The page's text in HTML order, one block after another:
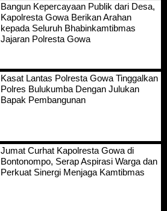
Bangun Kepercayaan Publik dari Desa,
Kapolresta Gowa Berikan Arahan
kepada Seluruh Bhabinkamtibmas
Jajaran Polresta Gowa
Kasat Lantas Polresta Gowa Tinggalkan
Polres Bulukumba Dengan Julukan
Bapak Pembangunan
Jumat Curhat Kapolresta Gowa di
Bontonompo, Serap Aspirasi Warga dan
Perkuat Sinergi Menjaga Kamtibmas